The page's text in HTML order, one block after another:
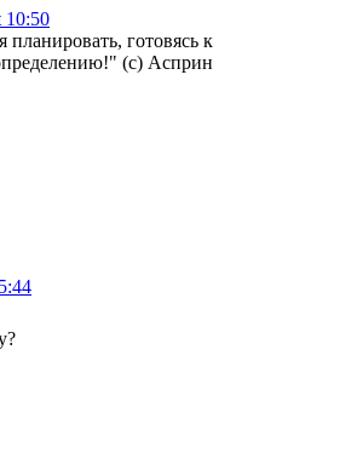
10:50
планировать, готовясь к
(c) Асприн